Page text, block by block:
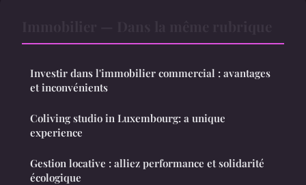
Investir dans l'immobilier commercial : avantages
et inconvénients
Coliving studio in Luxembourg: a unique
experience
Gestion locative : alliez performance et solidarité
écologique